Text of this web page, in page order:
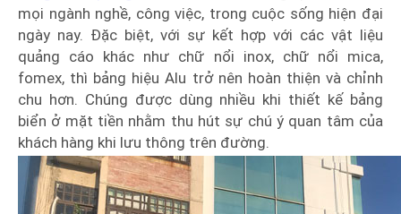
mọi ngành nghề, công việc, trong cuộc sống hiện đại
ngày nay. Đặc biệt, với sự kết hợp với các vật liệu
quảng cáo khác như chữ nổi inox, chữ nổi mica,
fomex, thì bảng hiệu Alu trở nên hoàn thiện và chỉnh
chu hơn. Chúng được dùng nhiều khi thiết kế bảng
biển ở mặt tiền nhằm thu hút sự chú ý quan tâm của
khách hàng khi lưu thông trên đường.